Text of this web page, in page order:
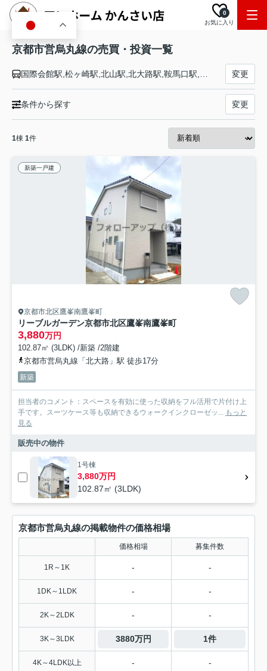
お気に入り
0
京都市営烏丸線の売買・投資一覧
変更
条件から探す 変更
1棟 1件
新築一戸建
京都市北区鷹峯南鷹峯町
リーブルガーデン京都市北区鷹峯南鷹峯町
3,880万円
102.87㎡ (3LDK) /新築 /2階建
京都市営烏丸線「北大路」駅 徒歩17分
新築
担当者のコメント：スペースを有効に使った収納をフル活用で片付け上
手です。スーツケース等も収納できるウォークインクローゼッ... もっと
見る
販売中の物件
1号棟
3,880万円
102.87㎡ (3LDK)
京都市営烏丸線の掲載物件の価格相場
価格相場 募集件数
1R～1K - -
1DK～1LDK - -
2K～2LDK - -
3K～3LDK 3880万円 1件
4K～4LDK以上 - -